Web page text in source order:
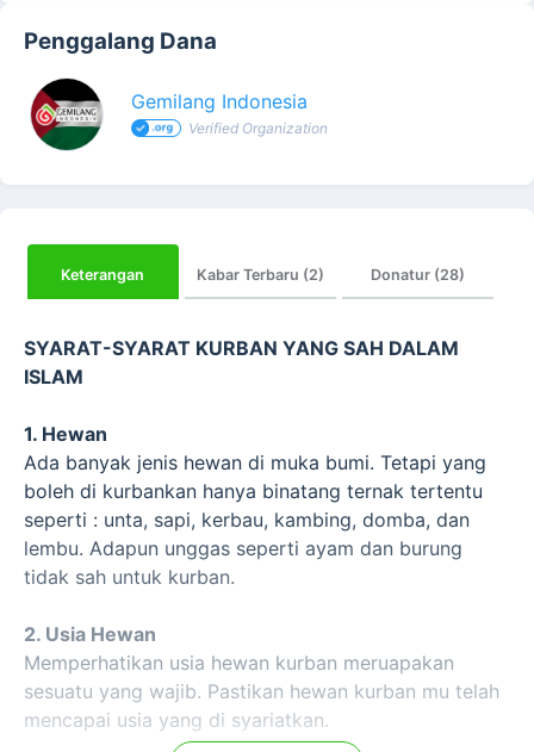
Penggalang Dana
Gemilang Indonesia
Verified Organization
Keterangan Kabar Terbaru (2) Donatur (28)
SYARAT-SYARAT KURBAN YANG SAH DALAM
ISLAM
1. Hewan
Ada banyak jenis hewan di muka bumi. Tetapi yang
boleh di kurbankan hanya binatang ternak tertentu
seperti : unta, sapi, kerbau, kambing, domba, dan
lembu. Adapun unggas seperti ayam dan burung
tidak sah untuk kurban.
2. Usia Hewan
Memperhatikan usia hewan kurban meruapakan
sesuatu yang wajib. Pastikan hewan kurban mu telah
mencapai usia yang di syariatkan.